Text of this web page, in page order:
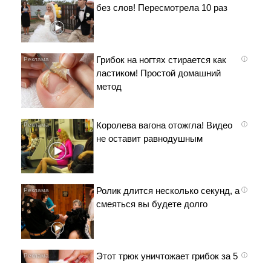
без слов! Пересмотрела 10 раз
i
Грибок на ногтях стирается как
ластиком! Простой домашний
метод
i
Королева вагона отожгла! Видео
не оставит равнодушным
i
Ролик длится несколько секунд, а
смеяться вы будете долго
i
Этот трюк уничтожает грибок за 5